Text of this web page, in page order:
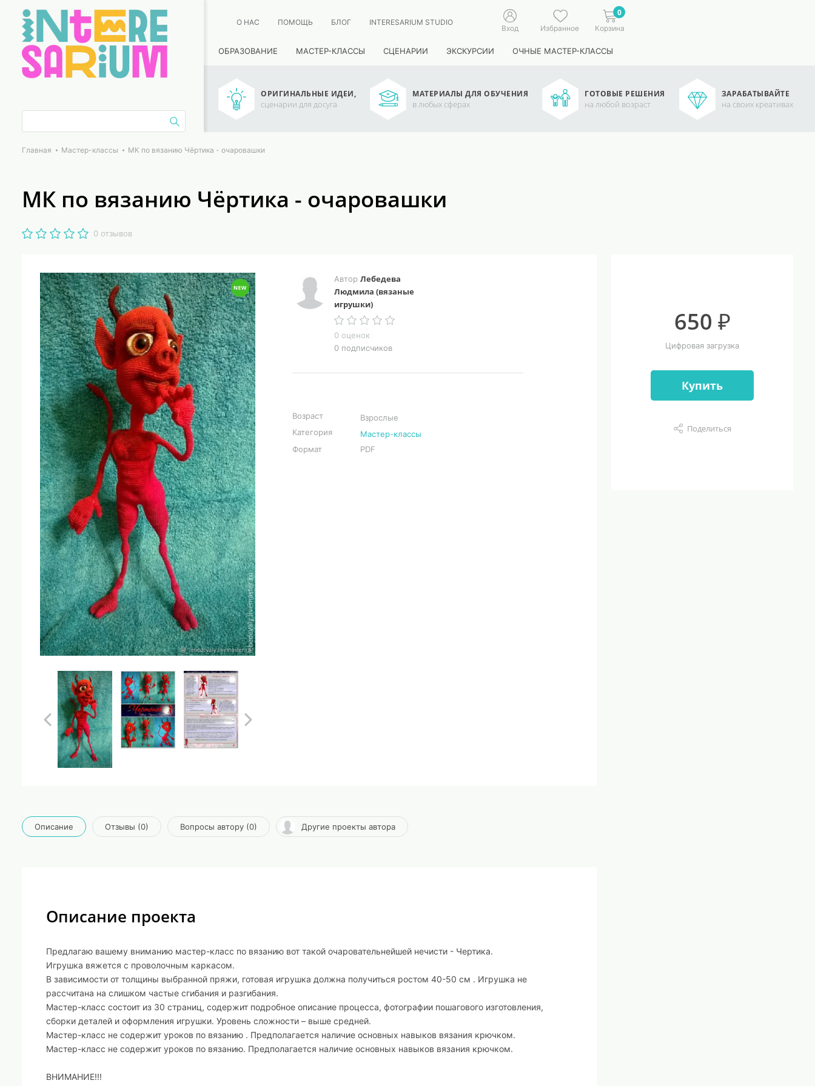
О НАС ПОМОЩЬ БЛОГ INTERESARIUM STUDIO
Вход Избранное
0
Корзина
ОБРАЗОВАНИЕ МАСТЕР-КЛАССЫ СЦЕНАРИИ ЭКСКУРСИИ ОЧНЫЕ МАСТЕР-КЛАССЫ
ОРИГИНАЛЬНЫЕ ИДЕИ,
сценарии для досуга
МАТЕРИАЛЫ ДЛЯ ОБУЧЕНИЯ
в любых сферах
ГОТОВЫЕ РЕШЕНИЯ
на любой возраст
ЗАРАБАТЫВАЙТЕ
на своих креативах
Главная Мастер-классы МК по вязанию Чёртика - очаровашки
МК по вязанию Чёртика - очаровашки
0 отзывов
Автор Лебедева
Людмила (вязаные
игрушки)
0 оценок
0 подписчиков
Возраст
Взрослые
Категория
Мастер-классы
Формат
PDF
650 ₽
Цифровая загрузка
Купить
Поделиться
Описание Отзывы (0) Вопросы автору (0) Другие проекты автора
Описание проекта
Предлагаю вашему вниманию мастер-класс по вязанию вот такой очаровательнейшей нечисти - Чертика.
Игрушка вяжется с проволочным каркасом.
В зависимости от толщины выбранной пряжи, готовая игрушка должна получиться ростом 40-50 см . Игрушка не
рассчитана на слишком частые сгибания и разгибания.
Мастер-класс состоит из 30 страниц, содержит подробное описание процесса, фотографии пошагового изготовления,
сборки деталей и оформления игрушки. Уровень сложности – выше средней.
Мастер-класс не содержит уроков по вязанию . Предполагается наличие основных навыков вязания крючком.
Мастер-класс не содержит уроков по вязанию. Предполагается наличие основных навыков вязания крючком.
ВНИМАНИЕ!!!